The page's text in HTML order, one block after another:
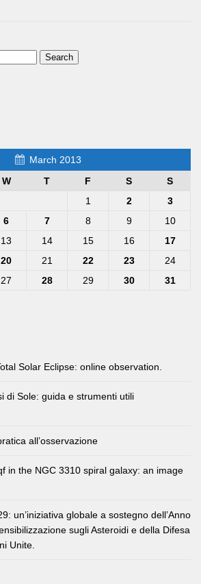
March 2013
W T F S
S
1
2
3
6 7 8 9
10
13 14 15 16
17
20 21 22 23
24
27 28 29 30
31
Solar Eclipse: online observation.
di Sole: guida e strumenti utili
all’osservazione
in the NGC 3310 spiral galaxy: an image
un’iniziativa globale a sostegno dell’Anno
sugli Asteroidi e della Difesa
Unite.